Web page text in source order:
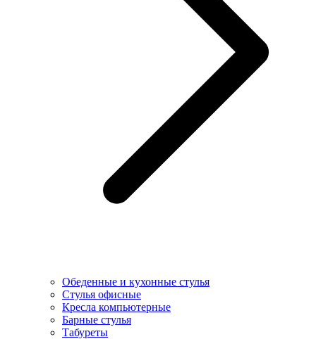
Обеденные и кухонные стулья
Стулья офисные
Кресла компьютерные
Барные стулья
Табуреты